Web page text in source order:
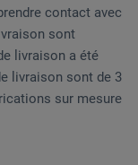
contact avec
sont
livraison a été
livraison sont de 3
sur mesure